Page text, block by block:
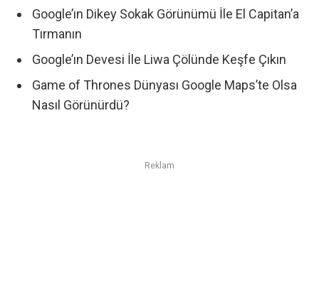
Google’ın Dikey Sokak Görünümü İle El Capitan’a
Tırmanın
Google’ın Devesi İle Liwa Çölünde Keşfe Çıkın
Game of Thrones Dünyası Google Maps’te Olsa
Nasıl Görünürdü?
Reklam